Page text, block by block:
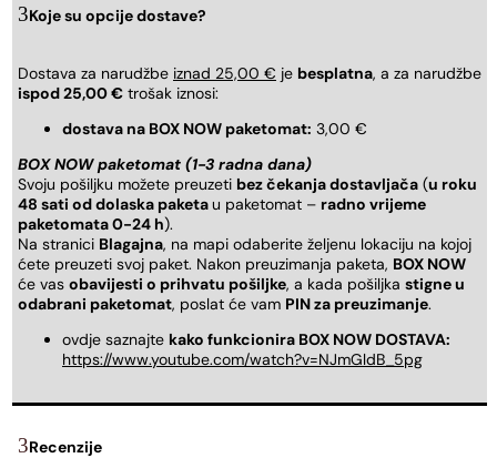
Koje su opcije dostave?
Dostava za narudžbe iznad 25,00 € je besplatna, a za narudžbe
ispod 25,00 € trošak iznosi:
dostava na BOX NOW paketomat: 3,00 €
BOX NOW paketomat (1-3 radna dana)
Svoju pošiljku možete preuzeti bez čekanja dostavljača (u roku
48 sati od dolaska paketau paketomat – radno vrijeme
paketomata 0-24 h).
Na stranici Blagajna, na mapi odaberite željenu lokaciju na kojoj
ćete preuzeti svoj paket. Nakon preuzimanja paketa, BOX NOW
će vas obavijesti o prihvatu pošiljke, a kada pošiljka stigne u
odabrani paketomat, poslat će vam PIN za preuzimanje.
ovdje saznajte kako funkcionira BOX NOW DOSTAVA:
https://www.youtube.com/watch?v=NJmGldB_5pg
Recenzije